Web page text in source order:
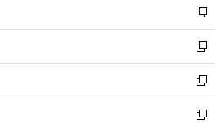
で
開
く
ド
ウ
で
開
く
ィ
ン
ド
ウ
で
開
く
い
ウ
ィ
ン
ド
ウ
で
新
し
い
ウ
ィ
ン
ド
新
し
い
ウ
ィ
新
し
い
新